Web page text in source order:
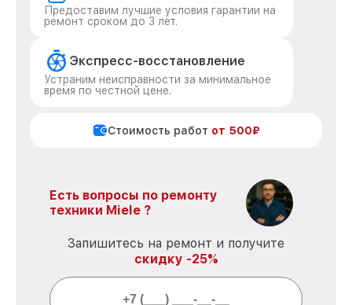
Предоставим лучшие условия гарантии на
ремонт сроком до 3 лет.
Экспресс-восстановление
Устраним неисправности за минимальное
время по честной цене.
Стоимость работ от 500₽
Есть вопросы по ремонту
техники Miele ?
Запишитесь на ремонт и получите
скидку -25%